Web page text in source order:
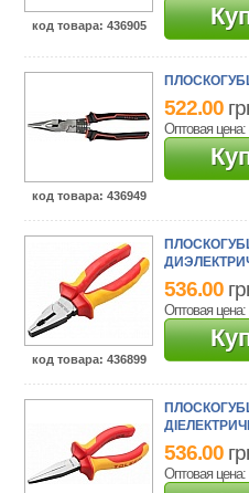
код товара: 436905
код товара: 436949
522.00
Оптовая
код товара: 436899
536.00
Оптовая
536.00
Оптовая